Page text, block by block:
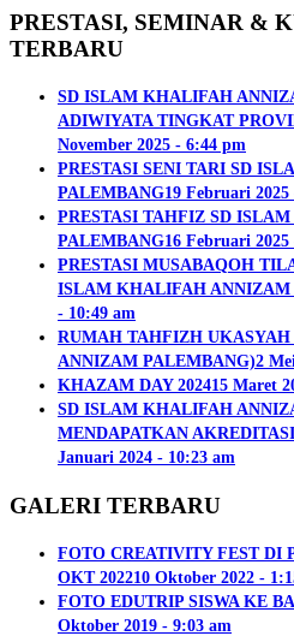
PRESTASI, SEMINAR &
TERBARU
SD ISLAM KHALIFAH
ADIWIYATA TINGKAT
November 2025 - 6:44 pm
PRESTASI SENI TARI SD
PALEMBANG19 Februari
PRESTASI TAHFIZ SD
PALEMBANG16 Februari
PRESTASI MUSABAQOH
ISLAM KHALIFAH ANNIZAM
- 10:49 am
RUMAH TAHFIZH
ANNIZAM PALEMBANG)2
KHAZAM DAY 202415 Maret
SD ISLAM KHALIFAH
MENDAPATKAN
Januari 2024 - 10:23 am
GALERI TERBARU
FOTO CREATIVITY FEST DI
OKT 202210 Oktober 2022 -
FOTO EDUTRIP SISWA KE
Oktober 2019 - 9:03 am